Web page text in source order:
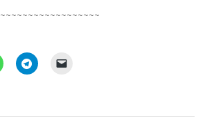
~~~~~~~~~~~~~~~~~~